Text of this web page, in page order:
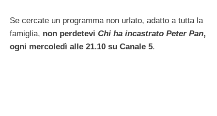
Se cercate un programma non urlato, adatto a tutta la
famiglia, non perdetevi Chi ha incastrato Peter Pan,
ogni mercoledì alle 21.10 su Canale 5.